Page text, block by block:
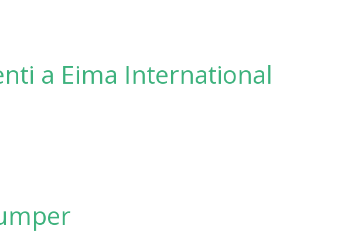
a Eima International